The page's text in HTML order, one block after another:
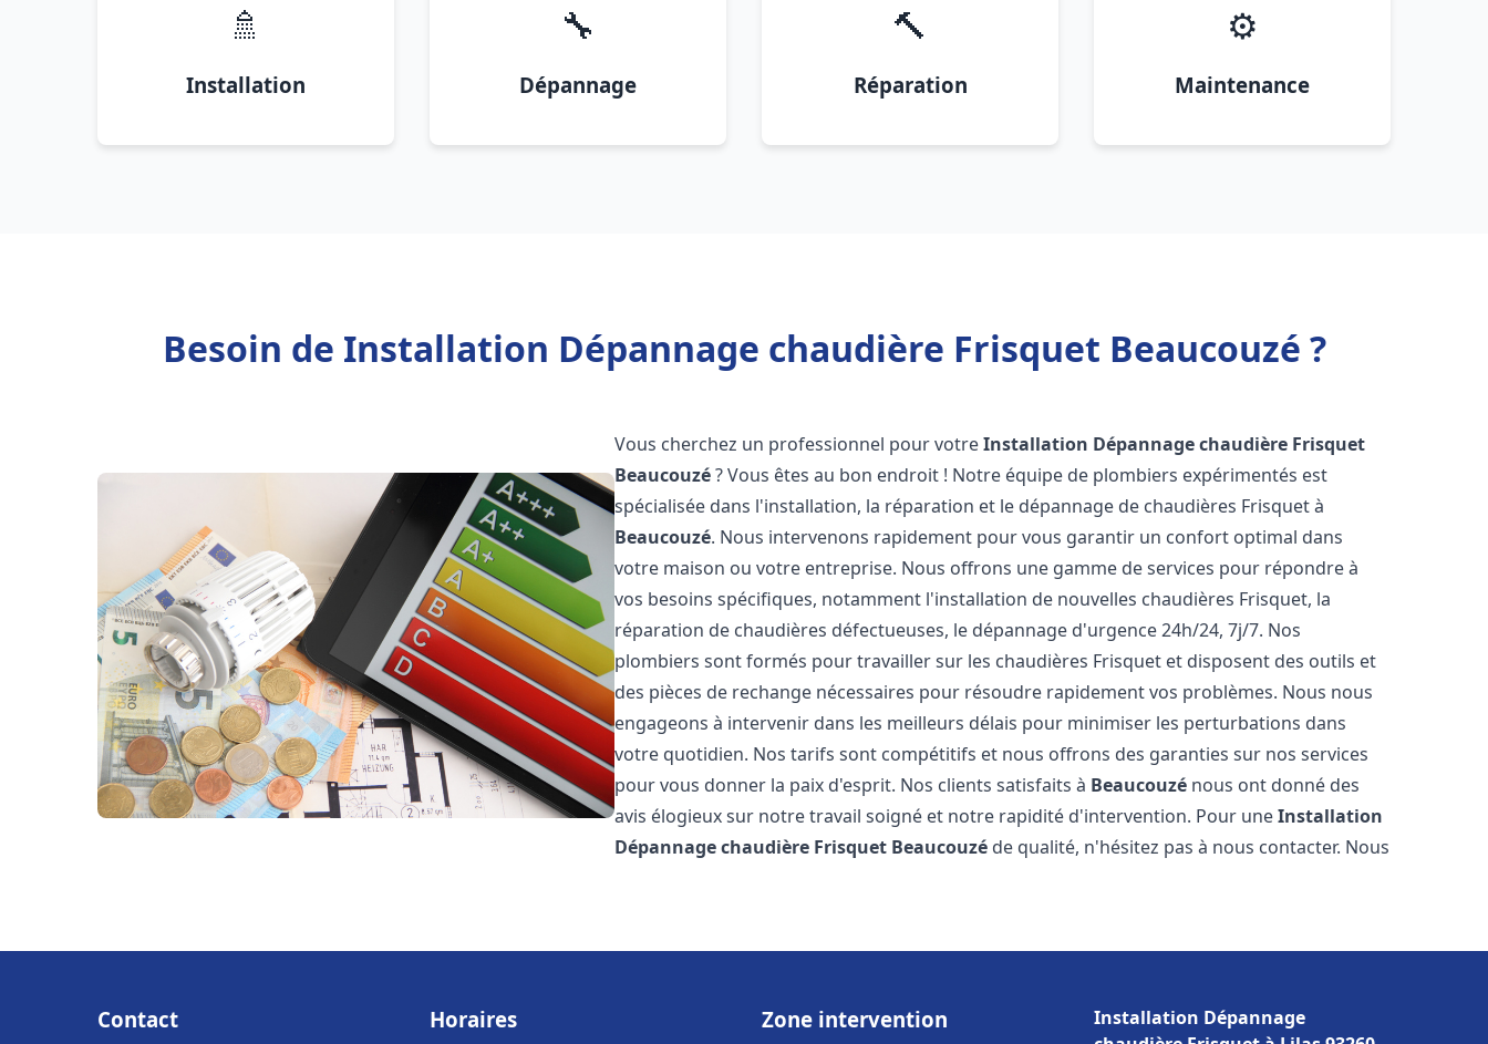
🚿
Installation
🔧
Dépannage
🔨
Réparation
⚙️
Maintenance
Besoin de Installation Dépannage chaudière Frisquet Beaucouzé ?
Vous cherchez un professionnel pour votreInstallation Dépannage chaudière Frisquet
Beaucouzé? Vous êtes au bon endroit ! Notre équipe de plombiers expérimentés est
spécialisée dans l'installation, la réparation et le dépannage de chaudières Frisquet à
Beaucouzé. Nous intervenons rapidement pour vous garantir un confort optimal dans
votre maison ou votre entreprise. Nous offrons une gamme de services pour répondre à
vos besoins spécifiques, notamment l'installation de nouvelles chaudières Frisquet, la
réparation de chaudières défectueuses, le dépannage d'urgence 24h/24, 7j/7. Nos
plombiers sont formés pour travailler sur les chaudières Frisquet et disposent des outils et
des pièces de rechange nécessaires pour résoudre rapidement vos problèmes. Nous nous
engageons à intervenir dans les meilleurs délais pour minimiser les perturbations dans
votre quotidien. Nos tarifs sont compétitifs et nous offrons des garanties sur nos services
pour vous donner la paix d'esprit. Nos clients satisfaits à Beaucouzé nous ont donné des
avis élogieux sur notre travail soigné et notre rapidité d'intervention. Pour uneInstallation
Dépannage chaudière Frisquet Beaucouzé de qualité, n'hésitez pas à nous contacter. Nous
Contact Horaires Zone intervention
Installation Dépannage